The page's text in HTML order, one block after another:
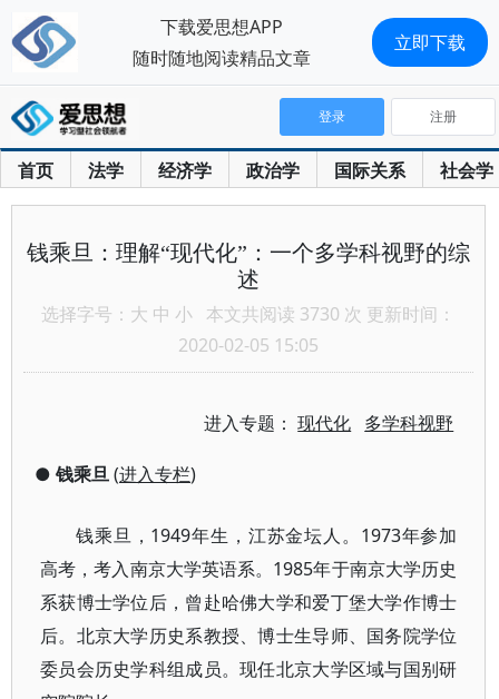
首页 法学 经济学 政治学 国际关系 社会学
登录 注册
钱乘旦：理解“现代化”：一个多学科视野的综
述
选择字号： 大 中 小 本文共阅读 3730 次 更新时间：
2020-02-05 15:05
进入专题：现代化 多学科视野
● 钱乘旦(进入专栏)
钱乘旦，1949年生，江苏金坛人。1973年参加
高考，考入南京大学英语系。1985年于南京大学历史
系获博士学位后，曾赴哈佛大学和爱丁堡大学作博士
后。北京大学历史系教授、博士生导师、国务院学位
委员会历史学科组成员。现任北京大学区域与国别研
下载爱思想APP
随时随地阅读精品文章
立即下载